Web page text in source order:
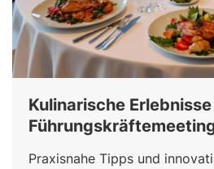
Kulinarische
Praxisnahe Tipps und